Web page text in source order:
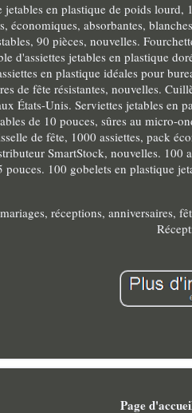
jetables en plastique de poids
économiques, absorbantes,
90 pièces, nouvelles.
d'assiettes jetables en plastique
en plastique idéales pour
de fête résistantes, nouvelles.
États-Unis. Serviettes jetables en
de 10 pouces, sûres au micro-
de fête, 1000 assiettes, pack
SmartStock, nouvelles. 100
pouces. 100 gobelets en plastique
réceptions, anniversaires,
Page